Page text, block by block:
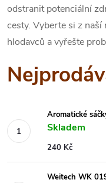
odstranit potenciální
cesty. Vyberte si z naší
hlodavců avyřešte
Aromatické
Skladem
240 Kč
Weitech WK